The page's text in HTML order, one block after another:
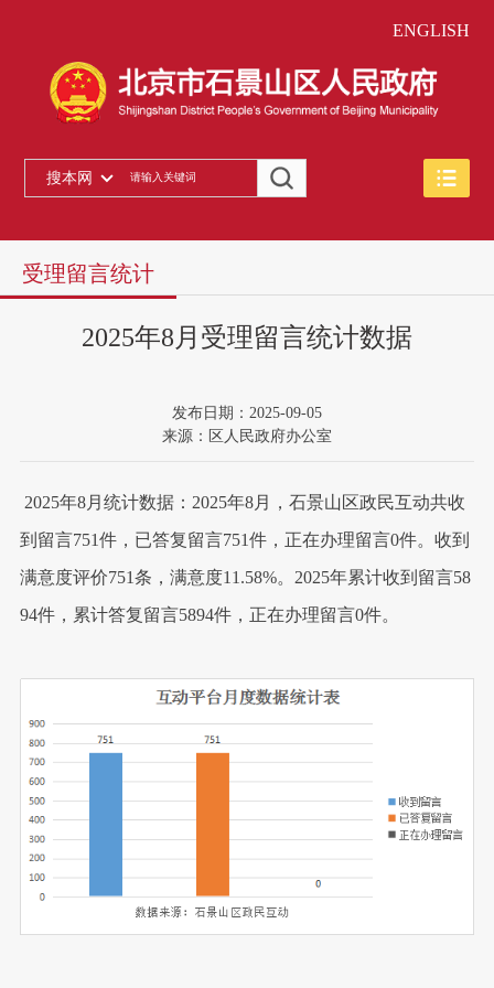
ENGLISH
搜本网
受理留言统计
2025年8月受理留言统计数据
发布日期：2025-09-05
来源：区人民政府办公室
2025年8月统计数据：2025年8月，石景山区政民互动共收
到留言751件，已答复留言751件，正在办理留言0件。收到
满意度评价751条，满意度11.58%。2025年累计收到留言58
94件，累计答复留言5894件，正在办理留言0件。